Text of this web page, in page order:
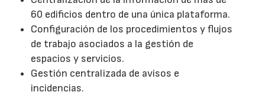
60 edificios dentro de una única plataforma.
Configuración de los procedimientos y flujos
de trabajo asociados a la gestión de
espacios y servicios.
Gestión centralizada de avisos e
incidencias.